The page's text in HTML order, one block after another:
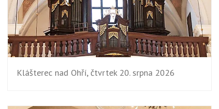
Klášterec nad Ohří, čtvrtek 20. srpna 2026